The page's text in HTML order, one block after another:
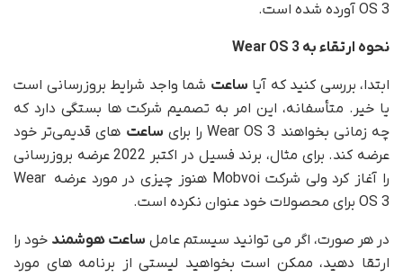
OS 3 آورده شده است.
نحوه ارتقاء بهWear OS 3
ابتدا، بررسی کنید که آیا ساعتشما واجد شرایط بروزرسانی است
یا خیر. متأسفانه، این امر به تصمیم شرکت ها بستگی دارد که
چه زمانی بخواهند Wear OS 3 را برای
ساعت‌های قدیمی‌تر خود
عرضه کند. برای مثال، برند فسیل در اکتبر 2022 عرضه بروزرسانی
را آغاز کرد ولی شرکت Mobvoi هنوز چیزی در مورد عرضه Wear
OS 3 برای محصولات خود عنوان نکرده است.
در هر صورت، اگر می توانید سیستم عاملساعت هوشمندخود را
ارتقا دهید، ممکن است بخواهید لیستی از برنامه های مورد